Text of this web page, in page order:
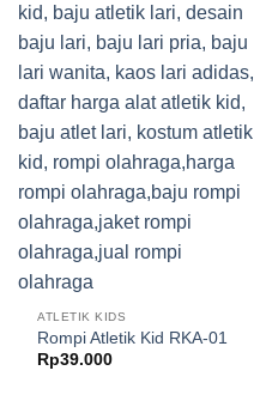
ATLETIK KIDS
Rompi Atletik Kid RKA-01
Rp39.000